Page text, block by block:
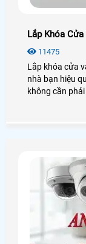
Lắp Khóa Cửa
11475
Lắp khóa cửa
nhà bạn hiệu
không cần